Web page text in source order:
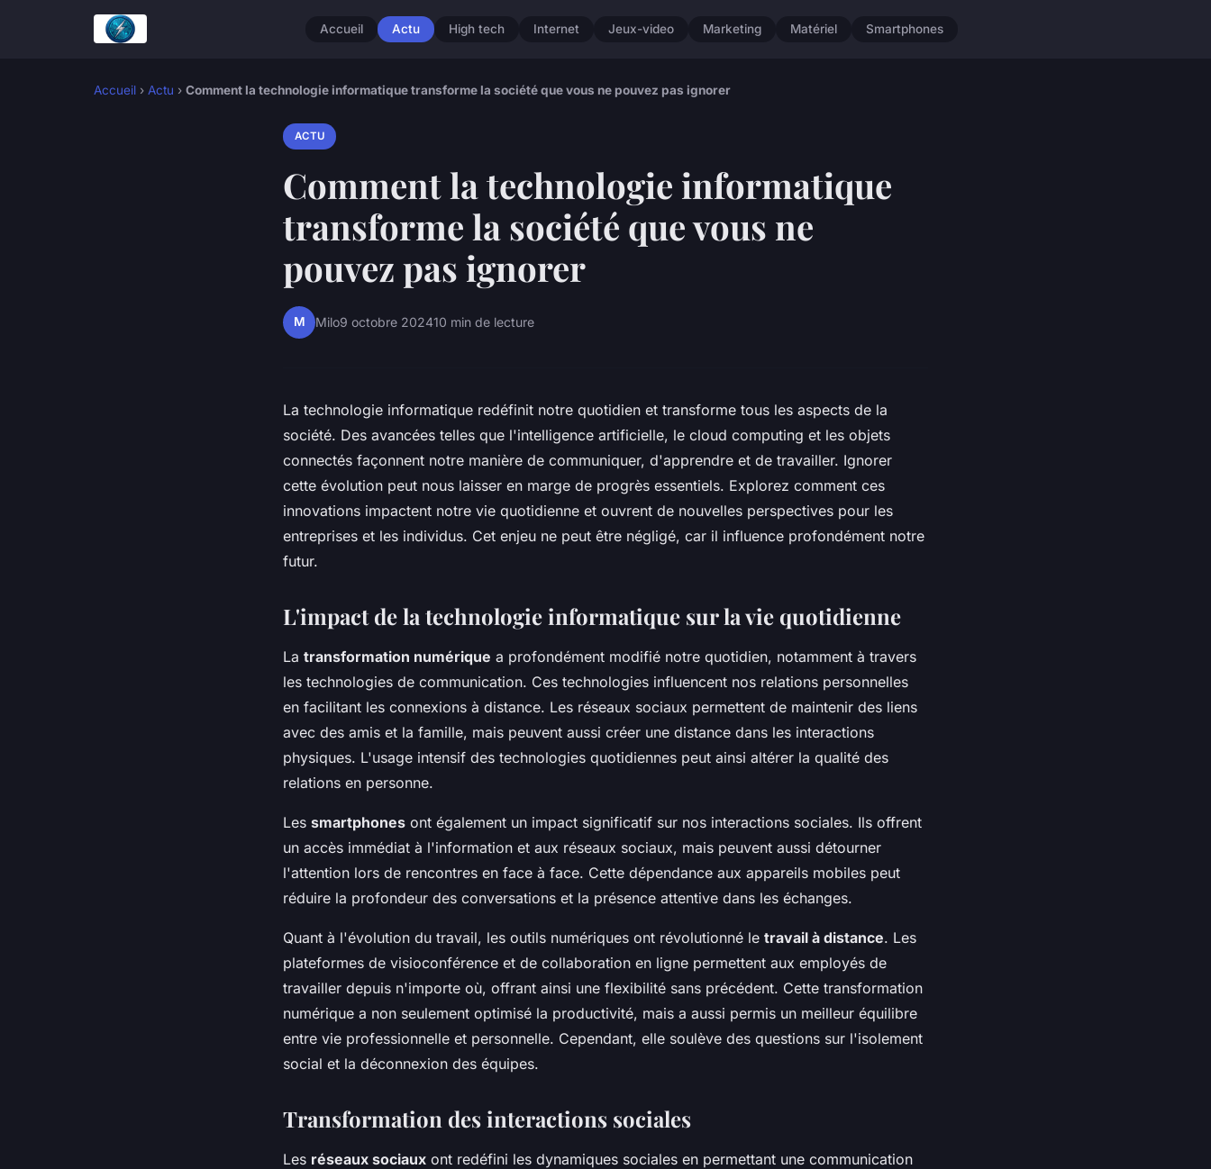
Accueil Actu High tech Internet Jeux-video Marketing Matériel Smartphones
Accueil › Actu › Comment la technologie informatique transforme la société que vous ne pouvez pas ignorer
ACTU
Comment la technologie informatique
transforme la société que vous ne
pouvez pas ignorer
M Milo9 octobre 202410 min de lecture
La technologie informatique redéfinit notre quotidien et transforme tous les aspects de la
société. Des avancées telles que l'intelligence artificielle, le cloud computing et les objets
connectés façonnent notre manière de communiquer, d'apprendre et de travailler. Ignorer
cette évolution peut nous laisser en marge de progrès essentiels. Explorez comment ces
innovations impactent notre vie quotidienne et ouvrent de nouvelles perspectives pour les
entreprises et les individus. Cet enjeu ne peut être négligé, car il influence profondément notre
futur.
L'impact de la technologie informatique sur la vie quotidienne
La transformation numérique a profondément modifié notre quotidien, notamment à travers
les technologies de communication. Ces technologies influencent nos relations personnelles
en facilitant les connexions à distance. Les réseaux sociaux permettent de maintenir des liens
avec des amis et la famille, mais peuvent aussi créer une distance dans les interactions
physiques. L'usage intensif des technologies quotidiennes peut ainsi altérer la qualité des
relations en personne.
Les smartphones ont également un impact significatif sur nos interactions sociales. Ils offrent
un accès immédiat à l'information et aux réseaux sociaux, mais peuvent aussi détourner
l'attention lors de rencontres en face à face. Cette dépendance aux appareils mobiles peut
réduire la profondeur des conversations et la présence attentive dans les échanges.
Quant à l'évolution du travail, les outils numériques ont révolutionné le travail à distance. Les
plateformes de visioconférence et de collaboration en ligne permettent aux employés de
travailler depuis n'importe où, offrant ainsi une flexibilité sans précédent. Cette transformation
numérique a non seulement optimisé la productivité, mais a aussi permis un meilleur équilibre
entre vie professionnelle et personnelle. Cependant, elle soulève des questions sur l'isolement
social et la déconnexion des équipes.
Transformation des interactions sociales
Les réseaux sociaux ont redéfini les dynamiques sociales en permettant une communication